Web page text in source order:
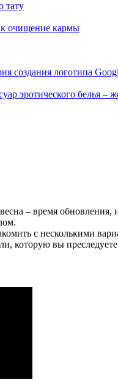
тату
очищение кармы
создания логотипа
эротического белья –
– время
с несколькими
которую вы